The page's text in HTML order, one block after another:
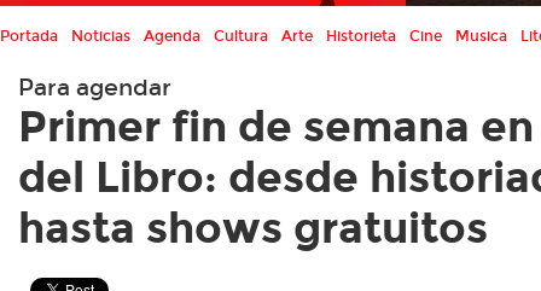
Portada Noticias Agenda Cultura Arte Historieta Cine Musica
Para agendar
Primer fin de semana
del Libro: desde
hasta shows gratuitos